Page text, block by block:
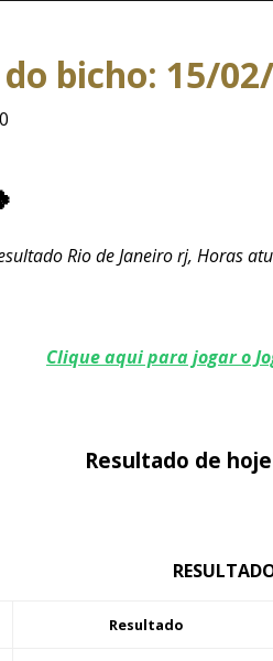
bicho: 15/
Rio de Janeiro rj, Horas
Clique aqui para jogar o
Resultado de
Resultado